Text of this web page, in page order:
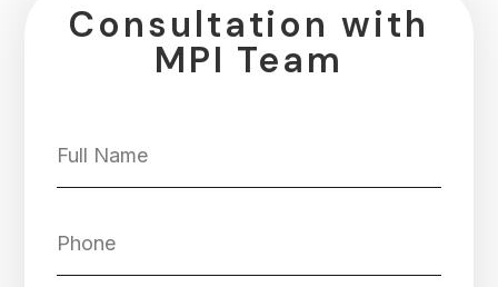
Consultation with
MPI Team